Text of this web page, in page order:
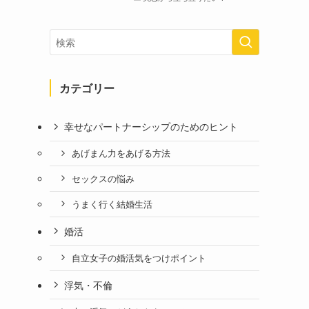
カテゴリー
幸せなパートナーシップのためのヒント
あげまん力をあげる方法
セックスの悩み
うまく行く結婚生活
婚活
自立女子の婚活気をつけポイント
浮気・不倫